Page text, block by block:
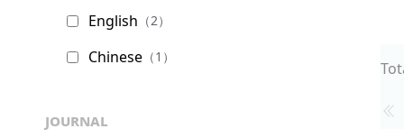
English （2）
Chinese （1）
journal